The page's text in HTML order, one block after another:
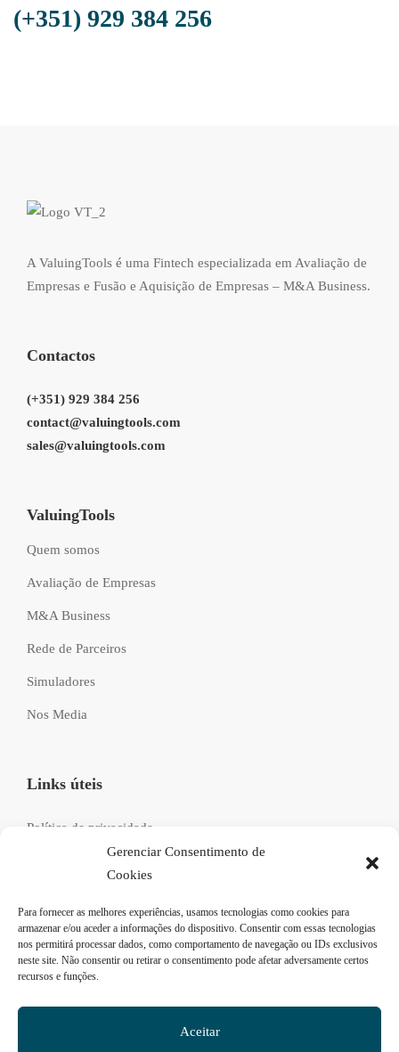
Gerenciar Consentimento de
Cookies
Para fornecer as melhores experiências, usamos tecnologias como cookies para
armazenar e/ou aceder a informações do dispositivo. Consentir com essas tecnologias
nos permitirá processar dados, como comportamento de navegação ou IDs exclusivos
neste site. Não consentir ou retirar o consentimento pode afetar adversamente certos
recursos e funções.
Aceitar
(+351) 929 384 256
A ValuingTools é uma Fintech especializada em Avaliação de
Empresas e Fusão e Aquisição de Empresas – M&A Business.
Contactos
(+351) 929 384 256
contact@valuingtools.com
sales@valuingtools.com
ValuingTools
Quem somos
Avaliação de Empresas
M&A Business
Rede de Parceiros
Simuladores
Nos Media
Links úteis
Política de privacidade
Livro de reclamações
FAQs